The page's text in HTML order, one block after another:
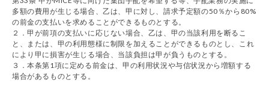
多額の費用が生じる場合、乙は、甲に対し、請求予定額の50％から80%
の前金の支払いを求めることができるものとする。
２．甲が前項の支払いに応じない場合、乙は、甲の当該利用を断るこ
と、または、甲の利用態様に制限を加えることができるものとし、これ
により甲に損害が生じる場合、当該負担は甲が負うものとする。
３．本条第1項に定める前金は、甲の利用状況や与信状況から増額する
場合があるものとする。